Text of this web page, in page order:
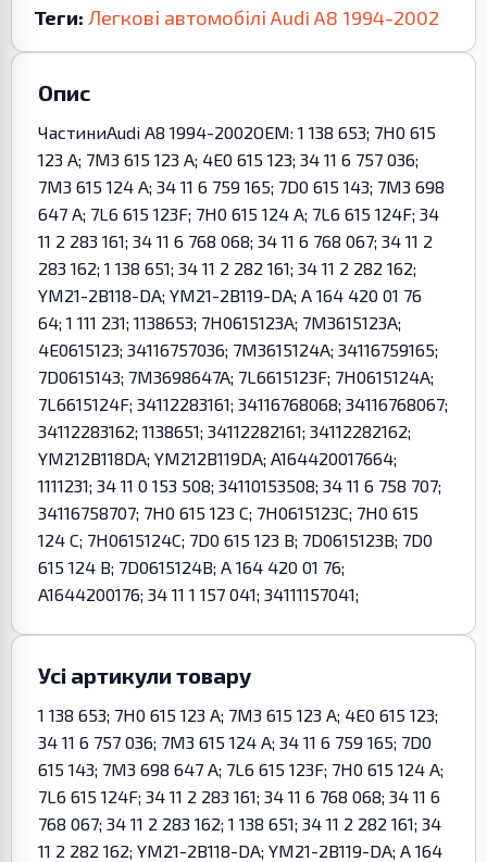
Теги: Легкові автомобілі Audi A8 1994-2002
Опис
ЧастиниAudi A8 1994-2002OEM: 1 138 653; 7H0 615
123 A; 7M3 615 123 A; 4E0 615 123; 34 11 6 757 036;
7M3 615 124 A; 34 11 6 759 165; 7D0 615 143; 7M3 698
647 A; 7L6 615 123F; 7H0 615 124 A; 7L6 615 124F; 34
11 2 283 161; 34 11 6 768 068; 34 11 6 768 067; 34 11 2
283 162; 1 138 651; 34 11 2 282 161; 34 11 2 282 162;
YM21-2B118-DA; YM21-2B119-DA; A 164 420 01 76
64; 1 111 231; 1138653; 7H0615123A; 7M3615123A;
4E0615123; 34116757036; 7M3615124A; 34116759165;
7D0615143; 7M3698647A; 7L6615123F; 7H0615124A;
7L6615124F; 34112283161; 34116768068; 34116768067;
34112283162; 1138651; 34112282161; 34112282162;
YM212B118DA; YM212B119DA; A164420017664;
1111231; 34 11 0 153 508; 34110153508; 34 11 6 758 707;
34116758707; 7H0 615 123 C; 7H0615123C; 7H0 615
124 C; 7H0615124C; 7D0 615 123 B; 7D0615123B; 7D0
615 124 B; 7D0615124B; A 164 420 01 76;
A1644200176; 34 11 1 157 041; 34111157041;
Усі артикули товару
1 138 653; 7H0 615 123 A; 7M3 615 123 A; 4E0 615 123;
34 11 6 757 036; 7M3 615 124 A; 34 11 6 759 165; 7D0
615 143; 7M3 698 647 A; 7L6 615 123F; 7H0 615 124 A;
7L6 615 124F; 34 11 2 283 161; 34 11 6 768 068; 34 11 6
768 067; 34 11 2 283 162; 1 138 651; 34 11 2 282 161; 34
11 2 282 162; YM21-2B118-DA; YM21-2B119-DA; A 164